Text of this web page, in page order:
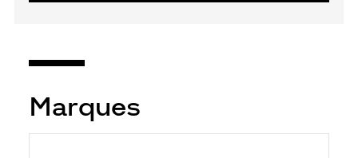
Marques